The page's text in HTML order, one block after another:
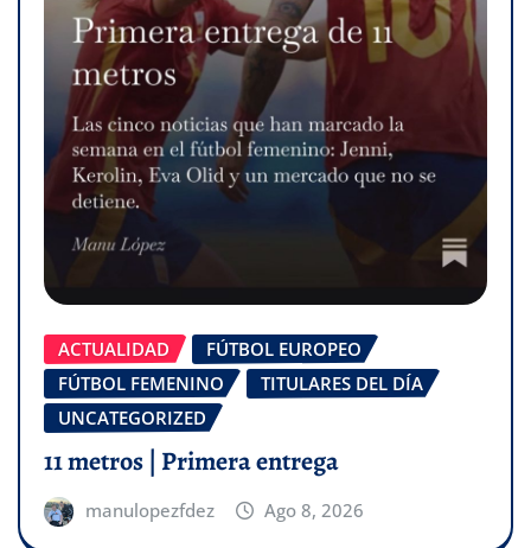
ACTUALIDAD
FÚTBOL EUROPEO
FÚTBOL FEMENINO
TITULARES DEL DÍA
UNCATEGORIZED
11 metros | Primera entrega
manulopezfdez Ago 8, 2026